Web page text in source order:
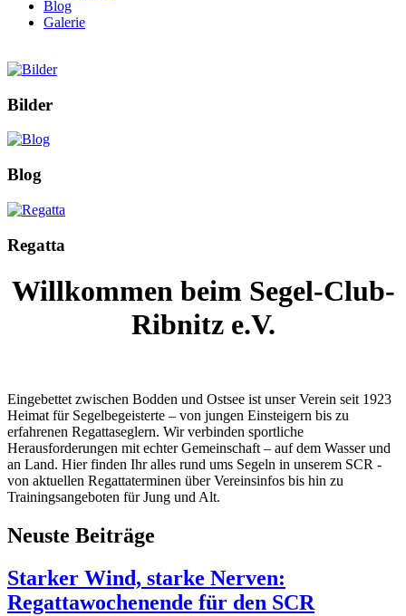
Blog
Galerie
Bilder
Blog
Regatta
Willkommen beim Segel-Club-
Ribnitz e.V.
Eingebettet zwischen Bodden und Ostsee ist unser Verein seit 1923
Heimat für Segelbegeisterte – von jungen Einsteigern bis zu
erfahrenen Regattaseglern. Wir verbinden sportliche
Herausforderungen mit echter Gemeinschaft – auf dem Wasser und
an Land. Hier finden Ihr alles rund ums Segeln in unserem SCR -
von aktuellen Regattaterminen über Vereinsinfos bis hin zu
Trainingsangeboten für Jung und Alt.
Neuste Beiträge
Starker Wind, starke Nerven:
Regattawochenende für den SCR